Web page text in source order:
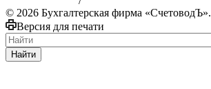
© 2026 Бухгалтерская фирма «СчетоводЪ».
Версия для печати
Найти